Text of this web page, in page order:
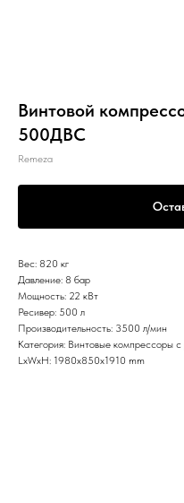
Винтовой
500ДВС
Remeza
Вес: 820 кг
Давление: 8 бар
Мощность: 22 кВт
Ресивер: 500 л
Производительность: 3500 л/мин
Категория: Винтовые компрессоры
LxWxH: 1980x850x1910 mm